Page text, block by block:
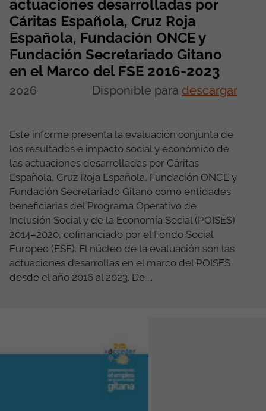
actuaciones desarrolladas por
Cáritas Española, Cruz Roja
Española, Fundación ONCE y
Fundación Secretariado Gitano
en el Marco del FSE 2016-2023
2026 Disponible para descargar
Este informe presenta la evaluación conjunta de
los resultados e impacto social y económico de
las actuaciones desarrolladas por Cáritas
Española, Cruz Roja Española, Fundación ONCE y
Fundación Secretariado Gitano como entidades
beneficiarias del Programa Operativo de
Inclusión Social y de la Economía Social (POISES)
2014–2020, cofinanciado por el Fondo Social
Europeo (FSE). El núcleo de la evaluación son las
actuaciones desarrollas en el marco del POISES
desde el año 2016 al 2023. De ...